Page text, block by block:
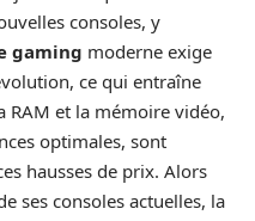
consoles, y
gaming moderne exige
ce qui entraîne
RAM et la mémoire vidéo,
optimales, sont
hausses de prix. Alors
ses consoles actuelles, la